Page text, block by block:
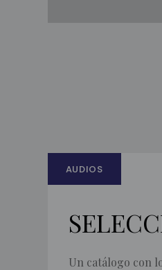
AUDIOS
Un catálogo con